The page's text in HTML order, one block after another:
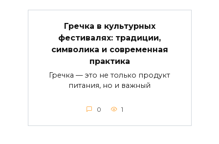
Гречка в культурных
фестивалях: традиции,
символика и современная
практика
Гречка — это не только продукт
питания, но и важный
0 1